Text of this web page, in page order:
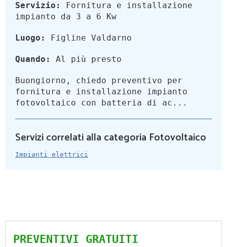
Servizio:
Fornitura e installazione
impianto da 3 a 6 Kw
Luogo: Figline Valdarno
Quando: Al più presto
Buongiorno, chiedo preventivo per
fornitura e installazione impianto
fotovoltaico con batteria di ac...
Servizi correlati alla categoria Fotovoltaico
Impianti elettrici
PREVENTIVI GRATUITI